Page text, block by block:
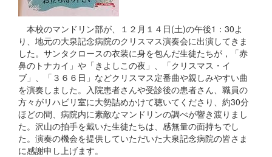
本校のマンドリン部が、１２月１４日(土)の午後1：30よ
り、地元の大泉記念病院のクリスマス演奏会に出演してきま
した。サンタクロースの衣装に身を包んだ生徒たちが，「赤
鼻のトナカイ」や「きよしこの夜」、「クリスマス・イ
ブ」、「３６６日」などクリスマス定番曲や親しみやすい曲
を演奏しました。入院患者さんや受診後の患者さん、職員の
方々がリハビリ室に大勢詰めかけて聴いてくださり、約30分
ほどの間、病院内に素敵なマンドリンの調べが響き渡りまし
た。沢山の拍手を戴いた生徒たちは、感無量の面持ちでし
た。演奏の機会を提供していただいた大泉記念病院の皆さま
に感謝申し上げます。